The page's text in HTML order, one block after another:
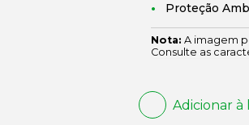
Proteção
Nota: A imagem
Consulte as
Adicionar à